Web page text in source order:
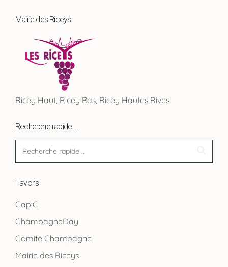
Mairie des Riceys
Ricey Haut, Ricey Bas, Ricey Hautes Rives
Recherche rapide …
Favoris
Cap'C
ChampagneDay
Comité Champagne
Mairie des Riceys